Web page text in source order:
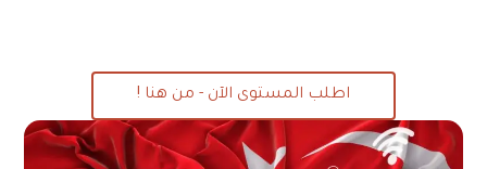
اطلب المستوى الآن - من هنا !